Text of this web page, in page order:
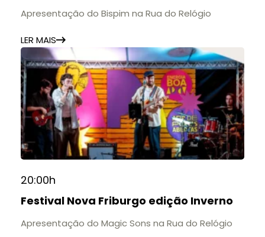
Apresentação do Bispim na Rua do Relógio
LER MAIS
20:00h
Festival Nova Friburgo edição Inverno
Apresentação do Magic Sons na Rua do Relógio